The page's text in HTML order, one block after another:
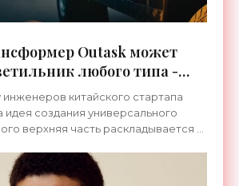
Outask может
любого типа -
инженеров китайского стартапа
идея создания универсального
верхняя часть раскладывается в